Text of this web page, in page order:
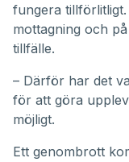
fungera
mottagning och
tillfälle.
– Därför har det
för att göra
möjligt.
Ett genombrott